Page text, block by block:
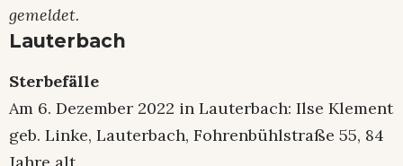
gemeldet.
Lauterbach
Sterbefälle
Am 6. Dezember 2022 in Lauterbach: Ilse Klement
geb. Linke, Lauterbach, Fohrenbühlstraße 55, 84
Jahre alt.